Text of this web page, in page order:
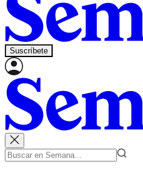
Suscríbete